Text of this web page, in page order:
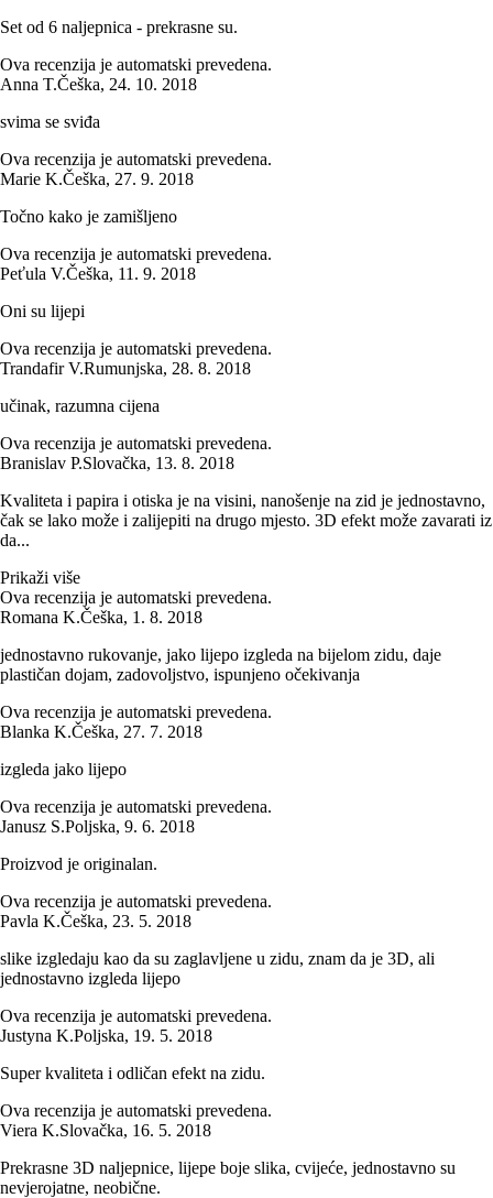
Set od 6 naljepnica - prekrasne su.
Ova recenzija je automatski prevedena.
Anna T.Češka, 24. 10. 2018
svima se sviđa
Ova recenzija je automatski prevedena.
Marie K.Češka, 27. 9. 2018
Točno kako je zamišljeno
Ova recenzija je automatski prevedena.
Peťula V.Češka, 11. 9. 2018
Oni su lijepi
Ova recenzija je automatski prevedena.
Trandafir V.Rumunjska, 28. 8. 2018
učinak, razumna cijena
Ova recenzija je automatski prevedena.
Branislav P.Slovačka, 13. 8. 2018
Kvaliteta i papira i otiska je na visini, nanošenje na zid je jednostavno,
čak se lako može i zalijepiti na drugo mjesto. 3D efekt može zavarati iz
da...
Prikaži više
Ova recenzija je automatski prevedena.
Romana K.Češka, 1. 8. 2018
jednostavno rukovanje, jako lijepo izgleda na bijelom zidu, daje
plastičan dojam, zadovoljstvo, ispunjeno očekivanja
Ova recenzija je automatski prevedena.
Blanka K.Češka, 27. 7. 2018
izgleda jako lijepo
Ova recenzija je automatski prevedena.
Janusz S.Poljska, 9. 6. 2018
Proizvod je originalan.
Ova recenzija je automatski prevedena.
Pavla K.Češka, 23. 5. 2018
slike izgledaju kao da su zaglavljene u zidu, znam da je 3D, ali
jednostavno izgleda lijepo
Ova recenzija je automatski prevedena.
Justyna K.Poljska, 19. 5. 2018
Super kvaliteta i odličan efekt na zidu.
Ova recenzija je automatski prevedena.
Viera K.Slovačka, 16. 5. 2018
Prekrasne 3D naljepnice, lijepe boje slika, cvijeće, jednostavno su
nevjerojatne, neobične.